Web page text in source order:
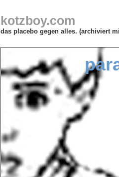
kotzboy.com
das placebo gegen alles. (archiviert